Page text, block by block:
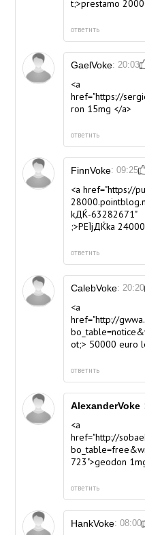
t;>prestamo
ответить
GaelVoke: 20:03
<a
href="https://
ron 15mg </a>
ответить
FinnVoke: 09:25
<a href="https://
kДЌ-63282671"
;>PЕЇjДЌka
ответить
CalebVoke: 20:20
<a
href="http://
ot;> 50000 euro
ответить
AlexanderVoke
<a
href="http://
723">geodon
ответить
HankVoke: 08:00